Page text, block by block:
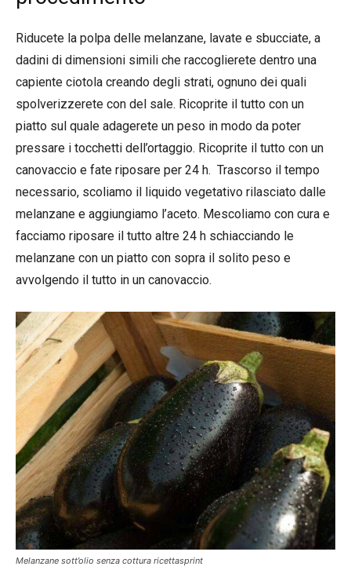
Riducete la polpa delle melanzane, lavate e sbucciate, a
dadini di dimensioni simili che raccoglierete dentro una
capiente ciotola creando degli strati, ognuno dei quali
spolverizzerete con del sale. Ricoprite il tutto con un
piatto sul quale adagerete un peso in modo da poter
pressare i tocchetti dell’ortaggio. Ricoprite il tutto con un
canovaccio e fate riposare per 24 h. Trascorso il tempo
necessario, scoliamo il liquido vegetativo rilasciato dalle
melanzane e aggiungiamo l’aceto. Mescoliamo con cura e
facciamo riposare il tutto altre 24 h schiacciando le
melanzane con un piatto con sopra il solito peso e
avvolgendo il tutto in un canovaccio.
Melanzane sott’olio senza cottura ricettasprint